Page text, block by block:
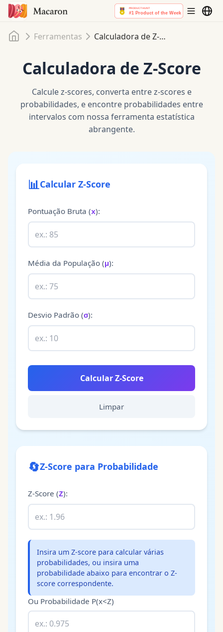
InícioFerramentas Calculadora de Z-Score
Calculadora de Z-Score
Calcule z-scores, converta entre z-scores e
probabilidades, e encontre probabilidades entre
intervalos com nossa ferramenta estatística
abrangente.
📊Calcular Z-Score
Pontuação Bruta (x):
Média da População (μ):
Desvio Padrão (σ):
Calcular Z-Score
Limpar
🔄Z-Score para Probabilidade
Z-Score (Z):
Insira um Z-score para calcular várias
probabilidades, ou insira uma
probabilidade abaixo para encontrar o Z-
score correspondente.
Ou Probabilidade P(x<Z)